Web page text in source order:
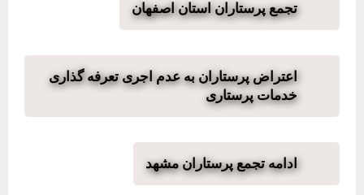
تجمع پرستاران استان اصفهان
اعتراض پرستاران به عدم اجری تعرفه گذاری
خدمات پرستاری
ادامه تجمع پرستاران مشهد